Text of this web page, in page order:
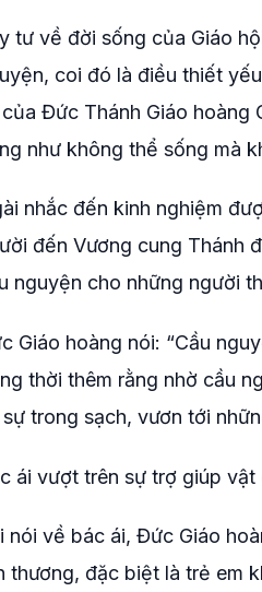
tư về đời sống của Giáo
coi đó là điều thiết
Đức Thánh Giáo hoàng
như không thể sống mà
nhắc đến kinh nghiệm
đến Vương cung Thánh
nguyện cho những người
Giáo hoàng nói: “Cầu
thời thêm rằng nhờ cầu
trong sạch, vươn tới
ái vượt trên sự trợ giúp vật
nói về bác ái, Đức Giáo
thương, đặc biệt là trẻ em